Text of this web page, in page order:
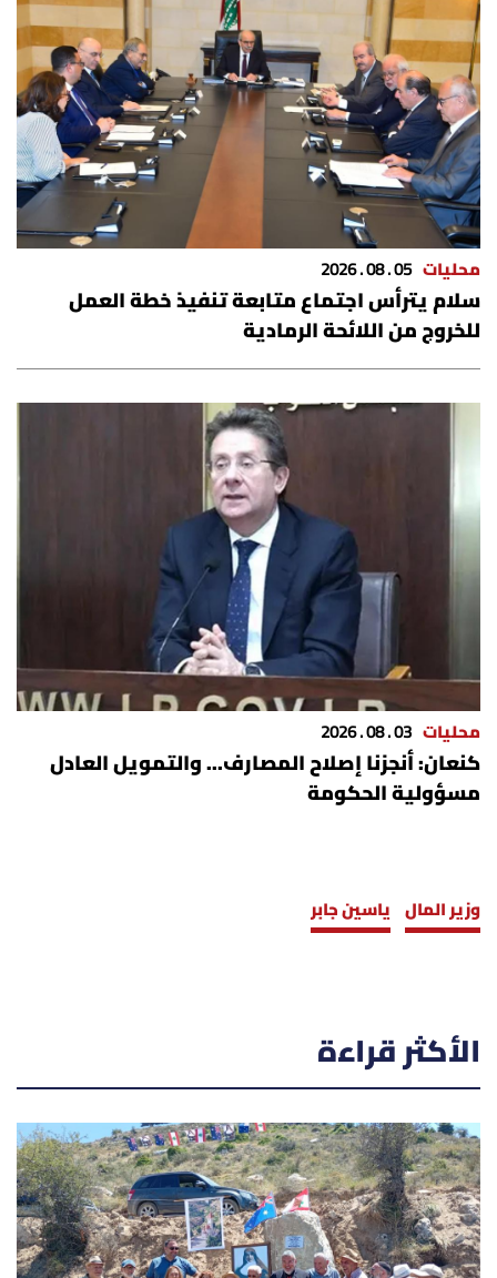
محليات 05 . 08 . 2026
سلام يترأس اجتماع متابعة تنفيذ خطة العمل
للخروج من اللائحة الرمادية
محليات 03 . 08 . 2026
كنعان: أنجزنا إصلاح المصارف... والتمويل العادل
مسؤولية الحكومة
وزير المال ياسين جابر
الأكثر قراءة